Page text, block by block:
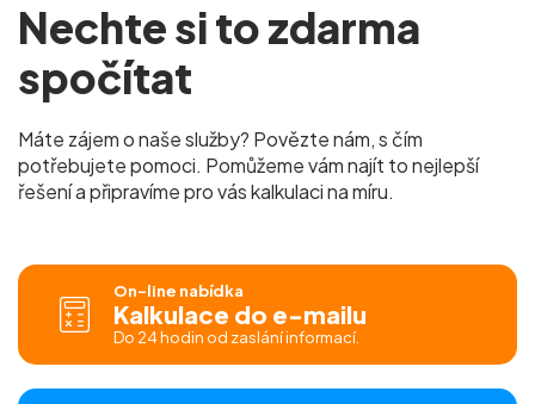
Nechte si to zdarma
spočítat
Máte zájem o naše služby? Povězte nám, s čím
potřebujete pomoci. Pomůžeme vám najít to nejlepší
řešení a připravíme pro vás kalkulaci na míru.
On-line nabídka
Kalkulace do e-mailu
Do 24 hodin od zaslání informací.